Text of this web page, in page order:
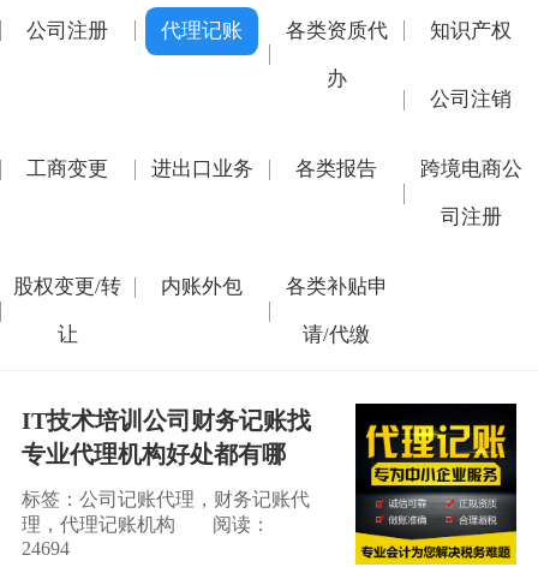
公司注册 代理记账 各类资质代
办
知识产权
公司注销
工商变更 进出口业务 各类报告 跨境电商公
司注册
股权变更/转
让
内账外包 各类补贴申
请/代缴
IT技术培训公司财务记账找
专业代理机构好处都有哪
些？
标签：公司记账代理，财务记账代
理，代理记账机构
阅读：
24694